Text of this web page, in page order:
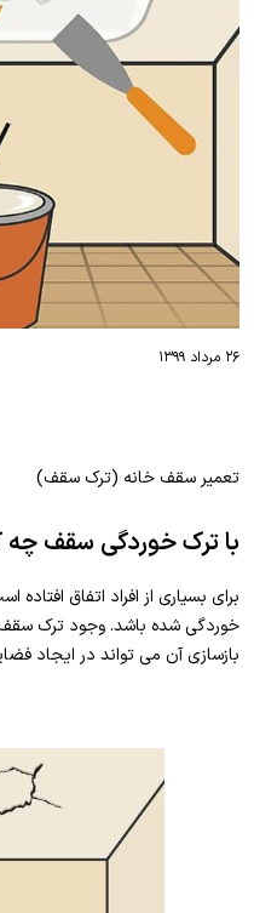
۲۶ مرداد ۱۳۹۹
تعمیر سقف خانه (ترک سقف)
با ترک خوردگی سقف چه
برای بسیاری از افراد اتفاق
خوردگی شده باشد. وجود ترک سقف
بازسازی آن می تواند در ایجاد